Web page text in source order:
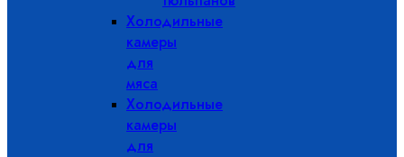
Холодильные
камеры
для
мяса
Холодильные
камеры
для